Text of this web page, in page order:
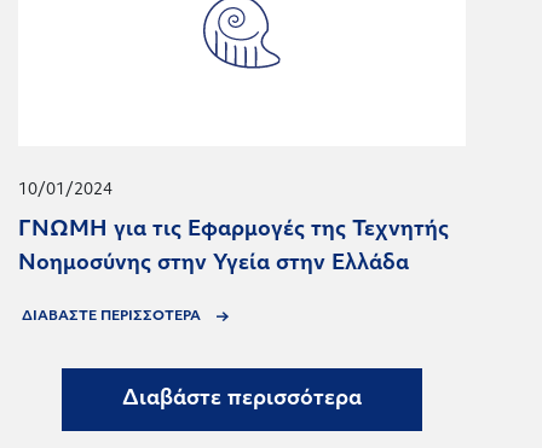
10/01/2024
ΓΝΩΜΗ για τις Εφαρμογές της Τεχνητής
Νοημοσύνης στην Υγεία στην Ελλάδα
ΔΙΑΒΑΣΤΕ ΠΕΡΙΣΣΟΤΕΡΑ
Διαβάστε περισσότερα